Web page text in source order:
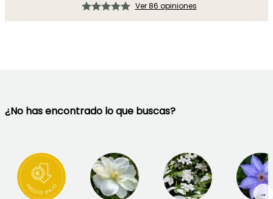
Ver 86 opiniones
¿No has encontrado lo que buscas?
→